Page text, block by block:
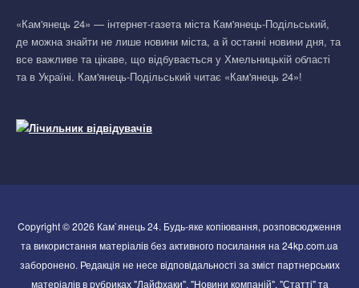
«Кам'янець 24» — інтернет-газета міста Кам'янець-Подільський,
де можна знайти не лише новини міста, а й останні новини дня, та
все важливе та цікаве, що відбувається у Хмельницькій області
та в Україні. Кам'янець-Подільський читає «Кам'янець 24»!
Copyright © 2026 Кам`янець 24. Будь-яке копіювання, розповсюдження
та використання матеріалів без активного посилання на 24kp.com.ua
заборонено. Редакція не несе відповідальності за зміст партнерських
матеріалів в рубриках "Лайфхаки", "Новини компаній", "Статті" та